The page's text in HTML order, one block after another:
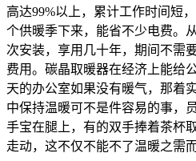
高达99%以上，累计工作时间短
个供暖季下来，能省不少电费。
次安装，享用几十年，期间不需
费用。碳晶取暖器在经济上能给
天的办公室如果没有暖气，那着
中保持温暖可不是件容易的事，
手宝在腿上，有的双手捧着茶杯
走动，这不仅不能不了温暖之需